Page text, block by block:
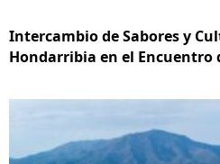
Intercambio de Sabores y
Hondarribia en el Encuentro